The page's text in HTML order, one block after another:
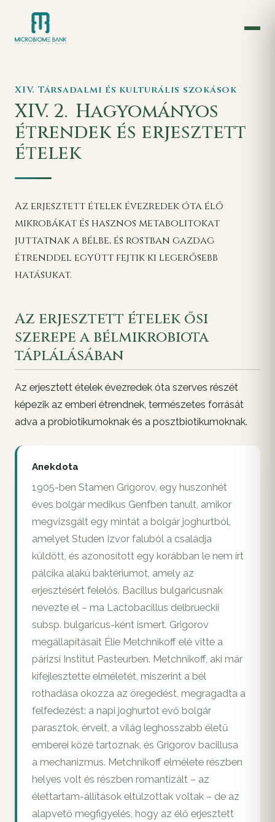
XIV. Társadalmi és kulturális szokások
XIV. 2. Hagyományos
étrendek és erjesztett
ételek
Az erjesztett ételek évezredek óta élő
mikrobákat és hasznos metabolitokat
juttatnak a bélbe, és rostban gazdag
étrenddel együtt fejtik ki legerősebb
hatásukat.
Az erjesztett ételek ősi
szerepe a bélmikrobiota
táplálásában
Az erjesztett ételek évezredek óta szerves részét
képezik az emberi étrendnek, természetes forrását
adva a probiotikumoknak és a posztbiotikumoknak.
Anekdota
1905-ben Stamen Grigorov, egy huszonhét
éves bolgár medikus Genfben tanult, amikor
megvizsgált egy mintát a bolgár joghurtból,
amelyet Studen Izvor faluból a családja
küldött, és azonosított egy korábban le nem írt
pálcika alakú baktériumot, amely az
erjesztésért felelős. Bacillus bulgaricusnak
nevezte el – ma Lactobacillus delbrueckii
subsp. bulgaricus-ként ismert. Grigorov
megállapításait Élie Metchnikoff elé vitte a
párizsi Institut Pasteurben. Metchnikoff, aki már
kifejlesztette elméletét, miszerint a bél
rothadása okozza az öregedést, megragadta a
felfedezést: a napi joghurtot evő bolgár
parasztok, érvelt, a világ leghosszabb életű
emberei közé tartoznak, és Grigorov bacillusa
a mechanizmus. Metchnikoff elmélete részben
helyes volt és részben romantizált – az
élettartam-állítások eltúlzottak voltak – de az
alapvető megfigyelés, hogy az élő erjesztett